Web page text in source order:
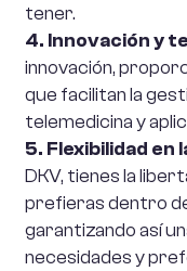
tener.
4. Innovación y
innovación,
que facilitan la
telemedicina y
5. Flexibilidad en
DKV, tienes la
prefieras dentro
garantizando así
necesidades y